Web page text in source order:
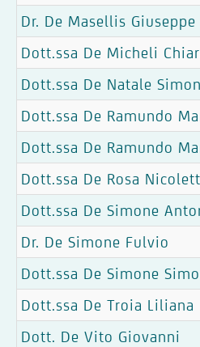
Dr. De Masellis Giuseppe
Dott.ssa De Micheli
Dott.ssa De Natale
Dott.ssa De Ramundo
Dott.ssa De Ramundo
Dott.ssa De Rosa
Dott.ssa De Simone
Dr. De Simone Fulvio
Dott.ssa De Simone
Dott.ssa De Troia Liliana
Dott. De Vito Giovanni